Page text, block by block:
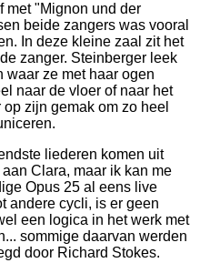
met "Mignon und der
beide zangers was vooral
In deze kleine zaal zit het
zanger. Steinberger leek
ze met haar ogen
naar de vloer of naar het
zijn gemak om zo heel
liederen komen uit
Clara, maar ik kan me
Opus 25 al eens live
andere cycli, is er geen
een logica in het werk met
sommige daarvan werden
door Richard Stokes.